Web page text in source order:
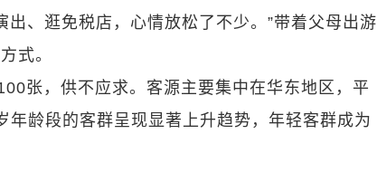
、逛免税店，心情放松了不少。”带着父母出游
式。
张，供不应求。客源主要集中在华东地区，平
龄段的客群呈现显著上升趋势，年轻客群成为